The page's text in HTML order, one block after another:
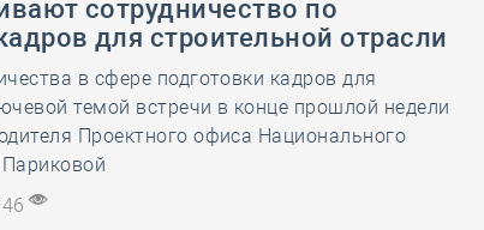
сотрудничество по
для строительной отрасли
в сфере подготовки кадров для
темой встречи в конце прошлой недели
Проектного офиса Национального